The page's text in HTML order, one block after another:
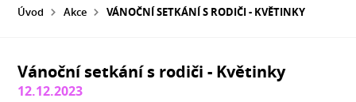
Úvod Akce VÁNOČNÍ SETKÁNÍ S RODIČI - KVĚTINKY
Vánoční setkání s rodiči - Květinky
12.12.2023